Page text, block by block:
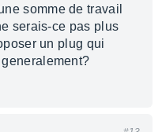
somme de travail
serais-ce pas plus
un plug qui